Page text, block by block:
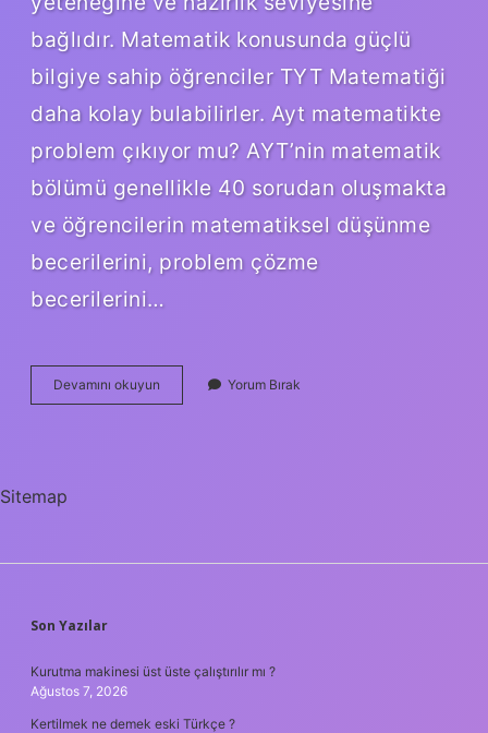
bağlıdır. Matematik konusunda güçlü
bilgiye sahip öğrenciler TYT Matematiği
daha kolay bulabilirler. Ayt matematikte
problem çıkıyor mu? AYT’nin matematik
bölümü genellikle 40 sorudan oluşmakta
ve öğrencilerin matematiksel düşünme
becerilerini, problem çözme
becerilerini…
Devamını okuyun
Matematik
Yorum Bırak
Sitemap
SIDEBAR
Son Yazılar
Kurutma makinesi üst üste çalıştırılır mı ?
Ağustos 7, 2026
Kertilmek ne demek eski Türkçe ?